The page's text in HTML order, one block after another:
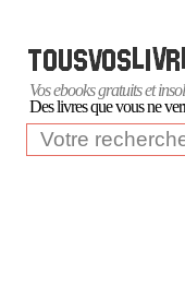
Vos ebooks gratuits et
Des livres que vous ne